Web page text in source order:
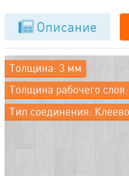
Описание
Толщина: 3 мм
Толщина рабочего
Тип соединения: